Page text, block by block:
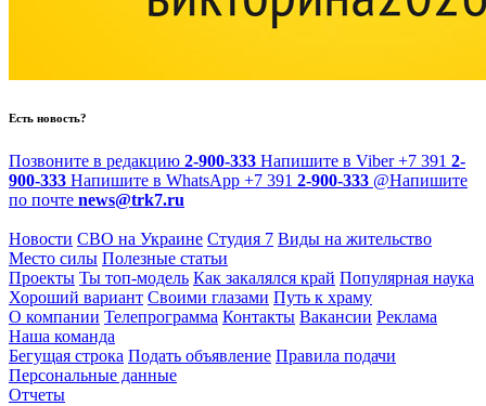
Есть новость?
Позвоните в редакцию 2-900-333 Напишите в Viber +7 391 2-
900-333 Напишите в WhatsApp +7 391 2-900-333 @Напишите
по почте news@trk7.ru
Новости СВО на Украине Студия 7 Виды на жительство
Место силы Полезные статьи
Проекты Ты топ-модель Как закалялся край Популярная наука
Хороший вариант Своими глазами Путь к храму
О компании Телепрограмма Контакты Вакансии Реклама
Наша команда
Бегущая строка Подать объявление Правила подачи
Персональные данные
Отчеты